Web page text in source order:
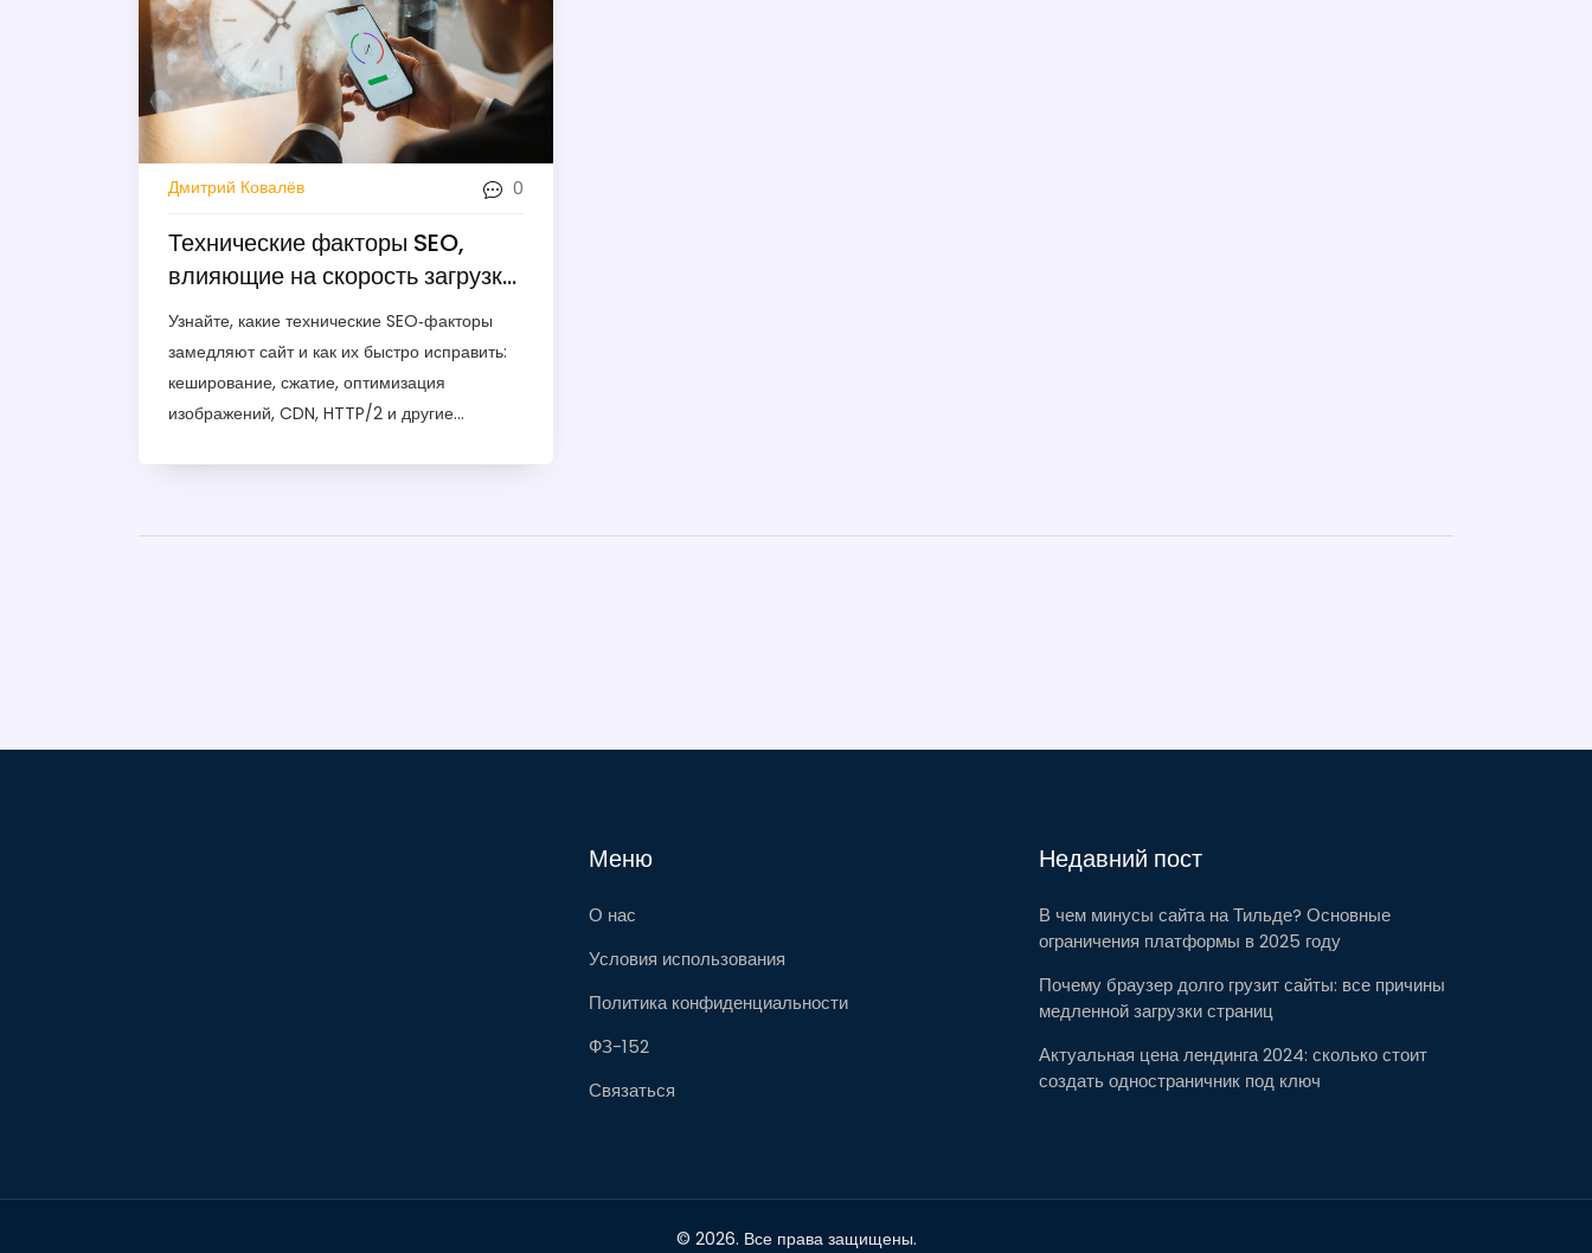
Дмитрий Ковалёв 0
Технические факторы SEO,
влияющие на скорость загрузки
сайта
Узнайте, какие технические SEO‑факторы
замедляют сайт и как их быстро исправить:
кеширование, сжатие, оптимизация
изображений, CDN, HTTP/2 и другие
Меню
О нас
Условия использования
Политика конфиденциальности
ФЗ-152
Связаться
Недавний пост
В чем минусы сайта на Тильде? Основные
ограничения платформы в 2025 году
Почему браузер долго грузит сайты: все причины
медленной загрузки страниц
Актуальная цена лендинга 2024: сколько стоит
создать одностраничник под ключ
© 2026. Все права защищены.